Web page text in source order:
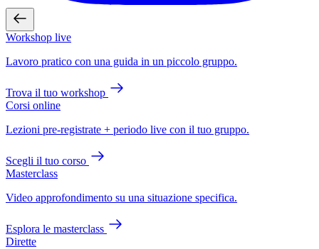
Workshop live
Lavoro pratico con una guida in un piccolo gruppo.
Trova il tuo workshop
Corsi online
Lezioni pre-registrate + periodo live con il tuo gruppo.
Scegli il tuo corso
Masterclass
Video approfondimento su una situazione specifica.
Esplora le masterclass
Dirette